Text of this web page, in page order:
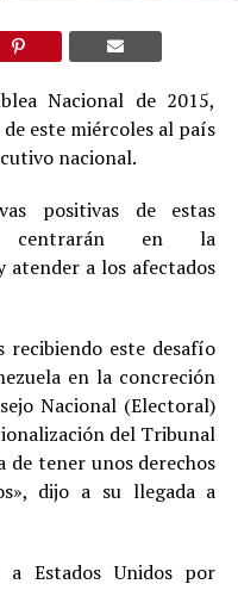
Nacional de 2015,
este miércoles al país
nacional.
positivas de estas
centrarán en la
a los afectados
recibiendo este desafío
en la concreción
Nacional (Electoral)
del Tribunal
de tener unos derechos
dijo a su llegada a
a Estados Unidos por